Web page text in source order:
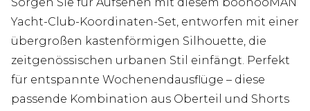
Sorgen Sie für Aufsehen mit diesem boohooMAN
Yacht-Club-Koordinaten-Set, entworfen mit einer
übergroßen kastenförmigen Silhouette, die
zeitgenössischen urbanen Stil einfängt. Perfekt
für entspannte Wochenendausflüge – diese
passende Kombination aus Oberteil und Shorts